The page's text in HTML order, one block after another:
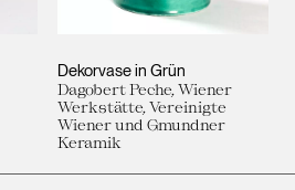
Dekorvase in Grün
Dagobert Peche, Wiener
Werkstätte, Vereinigte
Wiener und Gmundner
Keramik